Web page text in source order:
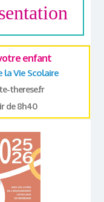
enfant
la Vie Scolaire
therese.fr
de 8h40